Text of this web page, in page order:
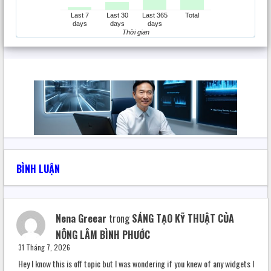
Caption Video
Text to Speach
Text to Speach VN
Cut merge mp4
Cut merge mp3
Văn bản pdf
PDF sang word
word to image
VIDEO AI QUẢNG CÁO SẢN PHẨM
Total Posts:82Last 7
days
Last 30
days
Last 365
days
Total
Thời gian
BÌNH LUẬN
Nena Greear trongSÁNG TẠO KỸ THUẬT CỦA
NÔNG LÂM BÌNH PHƯỚC
31 Tháng 7, 2026
Hey I know this is off topic but I was wondering if you knew of any widgets I